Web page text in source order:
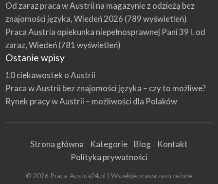
Od zaraz praca w Austrii na magazynie z odzieżą bez
znajomości języka, Wiedeń 2026 (789 wyświetleń)
Praca Austria opiekunka niepełnosprawnej Pani 39 l. od
zaraz, Wiedeń(781 wyświetleń)
Ostanie wpisy
10 ciekawostek o Austrii
Praca w Austrii bez znajomości języka – czy to możliwe?
Rynek pracy w Austrii – możliwości dla Polaków
Strona główna Kategorie Blog
Kontakt
Polityka prywatności
© 2026 Praca-Austria24.pl | Wszelkie prawa zastrzeżone